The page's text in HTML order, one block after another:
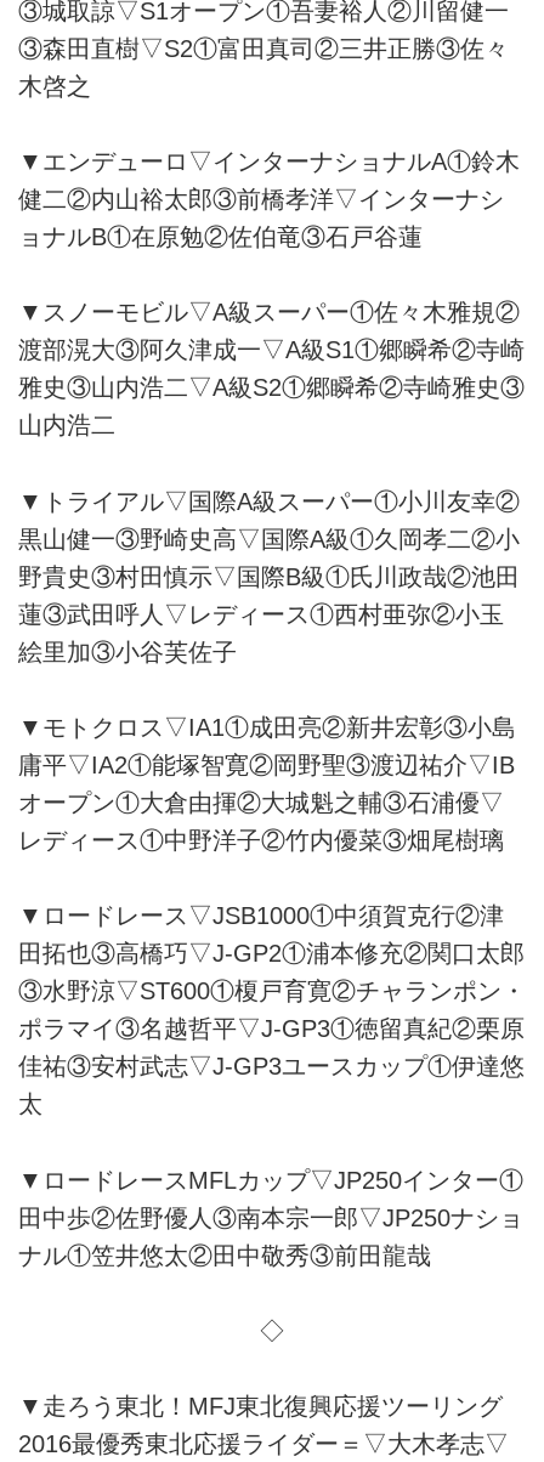
③城取諒▽S1オープン①吾妻裕人②川留健一
③森田直樹▽S2①富田真司②三井正勝③佐々
木啓之
▼エンデューロ▽インターナショナルA①鈴木
健二②内山裕太郎③前橋孝洋▽インターナシ
ョナルB①在原勉②佐伯竜③石戸谷蓮
▼スノーモビル▽A級スーパー①佐々木雅規②
渡部滉大③阿久津成一▽A級S1①郷瞬希②寺崎
雅史③山内浩二▽A級S2①郷瞬希②寺崎雅史③
山内浩二
▼トライアル▽国際A級スーパー①小川友幸②
黒山健一③野崎史高▽国際A級①久岡孝二②小
野貴史③村田慎示▽国際B級①氏川政哉②池田
蓮③武田呼人▽レディース①西村亜弥②小玉
絵里加③小谷芙佐子
▼モトクロス▽IA1①成田亮②新井宏彰③小島
庸平▽IA2①能塚智寛②岡野聖③渡辺祐介▽IB
オープン①大倉由揮②大城魁之輔③石浦優▽
レディース①中野洋子②竹内優菜③畑尾樹璃
▼ロードレース▽JSB1000①中須賀克行②津
田拓也③高橋巧▽J-GP2①浦本修充②関口太郎
③水野涼▽ST600①榎戸育寛②チャランポン・
ポラマイ③名越哲平▽J-GP3①徳留真紀②栗原
佳祐③安村武志▽J-GP3ユースカップ①伊達悠
太
▼ロードレースMFLカップ▽JP250インター①
田中歩②佐野優人③南本宗一郎▽JP250ナショ
ナル①笠井悠太②田中敬秀③前田龍哉
◇
▼走ろう東北！MFJ東北復興応援ツーリング
2016最優秀東北応援ライダー＝▽大木孝志▽